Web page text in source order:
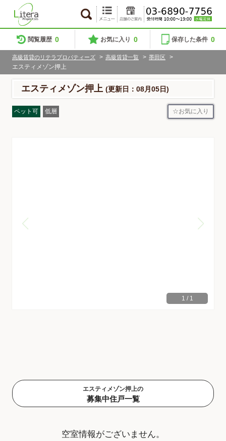
閲覧履歴 0 お気に入り 0 保存した条件 0
高級賃貸のリテラプロパティーズ > 高級賃貸一覧 > 墨田区
>
エスティメゾン押上
エスティメゾン押上 (更新日：08月05日)
ペット可 低層 お気に入り
1 / 1
エスティメゾン押上の
募集中住戸一覧
空室情報がございません。